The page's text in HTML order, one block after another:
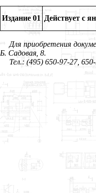
Издание 01 Действует с
Для приобретения
Б. Садовая, 8.
Тел.: (495) 650-97-27,